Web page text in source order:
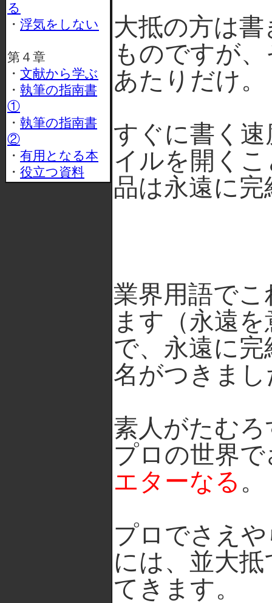
る
・ 浮気をしない
第４章
・ 文献から学ぶ
・ 執筆の指南書
①
・ 執筆の指南書
②
・ 有用となる本
・ 役立つ資料
大抵の方は
ものですが
あたりだけ。
すぐに書く
イルを開く
品は永遠に
業界用語でこ
ます（永遠
で、永遠に
名がつきま
素人がたむ
プロの世界
エターなる 。
プロでさえ
には、並大
てきます。